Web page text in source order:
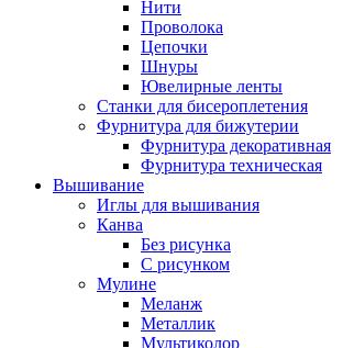
Нити
Проволока
Цепочки
Шнуры
Ювелирные ленты
Станки для бисероплетения
Фурнитура для бижутерии
Фурнитура декоративная
Фурнитура техническая
Вышивание
Иглы для вышивания
Канва
Без рисунка
С рисунком
Мулине
Меланж
Металлик
Мультиколор